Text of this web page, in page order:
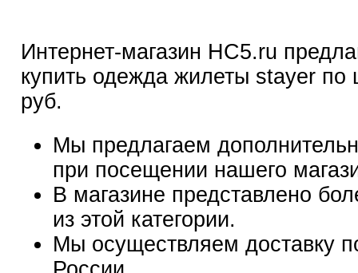
Интернет-магазин HC5.ru
купить одежда жилеты stayer по
руб.
Мы предлагаем
при посещении нашего
В магазине представлено
из этой категории.
Мы осуществляем доставку